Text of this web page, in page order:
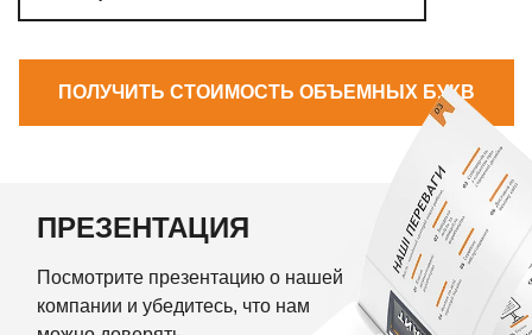
ПОЛУЧИТЬ СТОИМОСТЬ ОБЪЕМНЫХ БУКВ
ПРЕЗЕНТАЦИЯ
Посмотрите презентацию о нашей
компании и убедитесь, что нам